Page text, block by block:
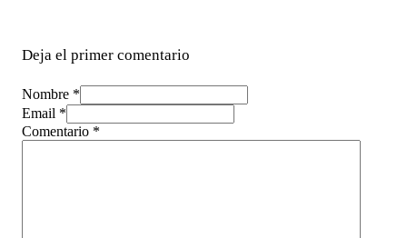
Deja el primer comentario
Nombre *
Email *
Comentario *